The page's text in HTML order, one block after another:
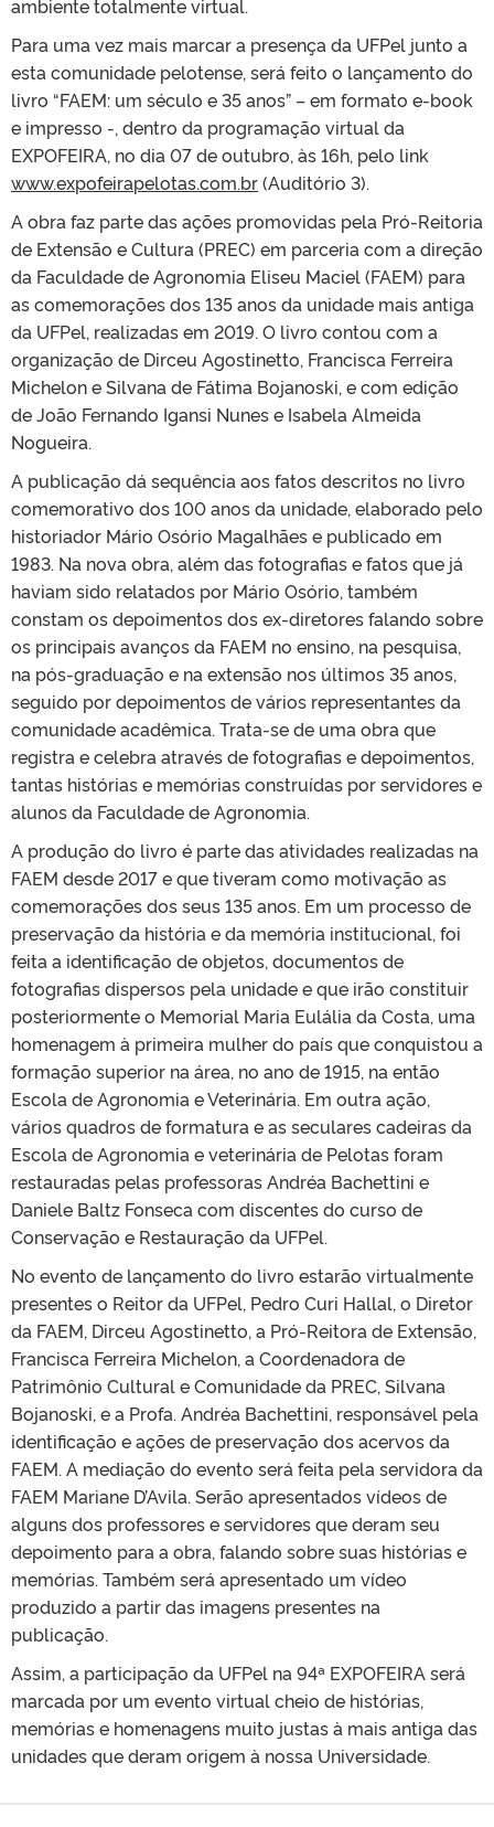
ambiente totalmente virtual.
Para uma vez mais marcar a presença da UFPel junto a
esta comunidade pelotense, será feito o lançamento do
livro “FAEM: um século e 35 anos” – em formato e-book
e impresso -, dentro da programação virtual da
EXPOFEIRA, no dia 07 de outubro, às 16h, pelo link
www.expofeirapelotas.com.br(Auditório 3).
A obra faz parte das ações promovidas pela Pró-Reitoria
de Extensão e Cultura (PREC) em parceria com a direção
da Faculdade de Agronomia Eliseu Maciel (FAEM) para
as comemorações dos 135 anos da unidade mais antiga
da UFPel, realizadas em 2019. O livro contou com a
organização de Dirceu Agostinetto, Francisca Ferreira
Michelon e Silvana de Fátima Bojanoski, e com edição
de João Fernando Igansi Nunes e Isabela Almeida
Nogueira.
A publicação dá sequência aos fatos descritos no livro
comemorativo dos 100 anos da unidade, elaborado pelo
historiador Mário Osório Magalhães e publicado em
1983. Na nova obra, além das fotografias e fatos que já
haviam sido relatados por Mário Osório, também
constam os depoimentos dos ex-diretores falando sobre
os principais avanços da FAEM no ensino, na pesquisa,
na pós-graduação e na extensão nos últimos 35 anos,
seguido por depoimentos de vários representantes da
comunidade acadêmica. Trata-se de uma obra que
registra e celebra através de fotografias e depoimentos,
tantas histórias e memórias construídas por servidores e
alunos da Faculdade de Agronomia.
A produção do livro é parte das atividades realizadas na
FAEM desde 2017 e que tiveram como motivação as
comemorações dos seus 135 anos. Em um processo de
preservação da história e da memória institucional, foi
feita a identificação de objetos, documentos de
fotografias dispersos pela unidade e que irão constituir
posteriormente o Memorial Maria Eulália da Costa, uma
homenagem à primeira mulher do país que conquistou a
formação superior na área, no ano de 1915, na então
Escola de Agronomia e Veterinária. Em outra ação,
vários quadros de formatura e as seculares cadeiras da
Escola de Agronomia e veterinária de Pelotas foram
restauradas pelas professoras Andréa Bachettini e
Daniele Baltz Fonseca com discentes do curso de
Conservação e Restauração da UFPel.
No evento de lançamento do livro estarão virtualmente
presentes o Reitor da UFPel, Pedro Curi Hallal, o Diretor
da FAEM, Dirceu Agostinetto, a Pró-Reitora de Extensão,
Francisca Ferreira Michelon, a Coordenadora de
Patrimônio Cultural e Comunidade da PREC, Silvana
Bojanoski, e a Profa. Andréa Bachettini, responsável pela
identificação e ações de preservação dos acervos da
FAEM. A mediação do evento será feita pela servidora da
FAEM Mariane D’Avila. Serão apresentados vídeos de
alguns dos professores e servidores que deram seu
depoimento para a obra, falando sobre suas histórias e
memórias. Também será apresentado um vídeo
produzido a partir das imagens presentes na
publicação.
Assim, a participação da UFPel na 94ª EXPOFEIRA será
marcada por um evento virtual cheio de histórias,
memórias e homenagens muito justas à mais antiga das
unidades que deram origem à nossa Universidade.